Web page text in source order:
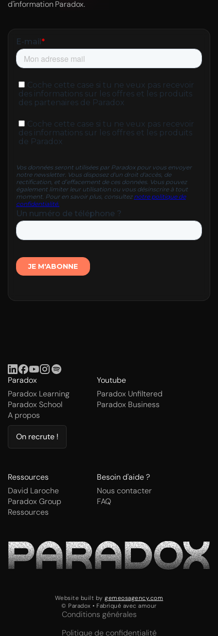
d'information Paradox.
Paradox
Paradox Learning
Paradox School
A propos
On recrute !
Youtube
Paradox Unfiltered
Paradox Business
Ressources
David Laroche
Paradox Group
Ressources
Besoin d'aide ?
Nous contacter
FAQ
Website built bygemeosagency.com
© Paradox • Fabriqué avec amour
Conditions générales
Politique de confidentialité